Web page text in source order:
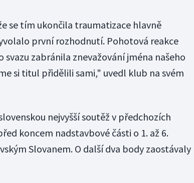
se tím ukončila traumatizace hlavně
první rozhodnutí. Pohotová reakce
zabránila znevažování jména našeho
si titul přidělili sami," uvedl klub na svém
nejvyšší soutěž v předchozích
koncem nadstavbové části o 1. až 6.
Slovanem. O další dva body zaostávaly